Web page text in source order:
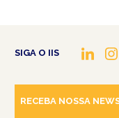
SIGA O IIS
RECEBA NOSSA